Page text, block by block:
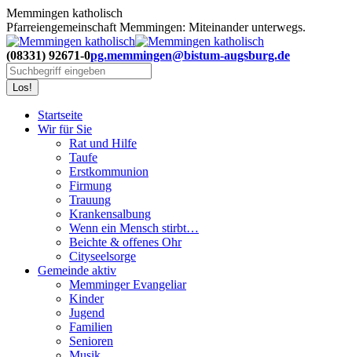
Zum
Inhalt
springen
Memmingen katholisch
Pfarreiengemeinschaft Memmingen: Miteinander unterwegs.
(08331) 92671-0pg.memmingen@bistum-augsburg.de
Search:
Startseite
Wir für Sie
Rat und Hilfe
Taufe
Erstkommunion
Firmung
Trauung
Krankensalbung
Wenn ein Mensch stirbt…
Beichte & offenes Ohr
Cityseelsorge
Gemeinde aktiv
Memminger Evangeliar
Kinder
Jugend
Familien
Senioren